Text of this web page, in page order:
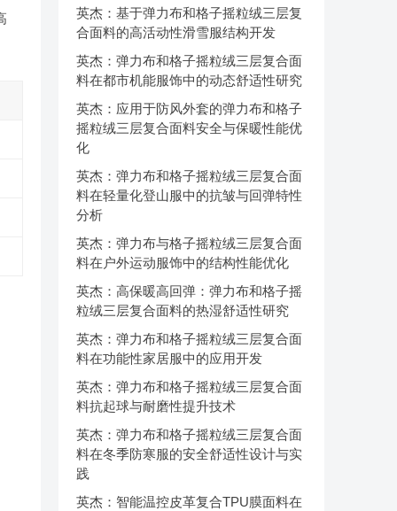
英杰：基于弹力布和格子摇粒绒三层复
合面料的高活动性滑雪服结构开发
英杰：弹力布和格子摇粒绒三层复合面
料在都市机能服饰中的动态舒适性研究
英杰：应用于防风外套的弹力布和格子
摇粒绒三层复合面料安全与保暖性能优
化
英杰：弹力布和格子摇粒绒三层复合面
料在轻量化登山服中的抗皱与回弹特性
分析
英杰：弹力布与格子摇粒绒三层复合面
料在户外运动服饰中的结构性能优化
英杰：高保暖高回弹：弹力布和格子摇
粒绒三层复合面料的热湿舒适性研究
英杰：弹力布和格子摇粒绒三层复合面
料在功能性家居服中的应用开发
英杰：弹力布和格子摇粒绒三层复合面
料抗起球与耐磨性提升技术
英杰：弹力布和格子摇粒绒三层复合面
料在冬季防寒服的安全舒适性设计与实
践
英杰：智能温控皮革复合TPU膜面料在